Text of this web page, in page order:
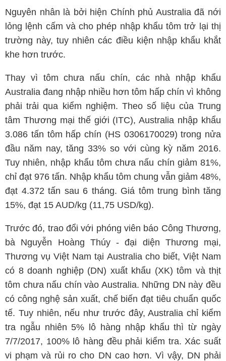
Nguyên nhân là bởi hiện Chính phủ Australia đã nới
lỏng lệnh cấm và cho phép nhập khẩu tôm trở lại thị
trường này, tuy nhiên các điều kiện nhập khẩu khắt
khe hơn trước.
Thay vì tôm chưa nấu chín, các nhà nhập khẩu
Australia đang nhập nhiều hơn tôm hấp chín vì không
phải trải qua kiểm nghiệm. Theo số liệu của Trung
tâm Thương mại thế giới (ITC), Australia nhập khẩu
3.086 tấn tôm hấp chín (HS 0306170029) trong nửa
đầu năm nay, tăng 33% so với cùng kỳ năm 2016.
Tuy nhiên, nhập khẩu tôm chưa nấu chín giảm 81%,
chỉ đạt 976 tấn. Nhập khẩu tôm chung vẫn giảm 48%,
đạt 4.372 tấn sau 6 tháng. Giá tôm trung bình tăng
15%, đạt 15 AUD/kg (11,75 USD/kg).
Trước đó, trao đổi với phóng viên báo Công Thương,
bà Nguyễn Hoàng Thúy - đại diện Thương mại,
Thương vụ Việt Nam tại Australia cho biết, Việt Nam
có 8 doanh nghiệp (DN) xuất khẩu (XK) tôm và thịt
tôm chưa nấu chín vào Australia. Những DN này đều
có công nghệ sản xuất, chế biến đạt tiêu chuẩn quốc
tế. Tuy nhiên, nếu như trước đây, Australia chỉ kiểm
tra ngẫu nhiên 5% lô hàng nhập khẩu thì từ ngày
7/7/2017, 100% lô hàng đều phải kiểm tra. Xác suất
vi phạm và rủi ro cho DN cao hơn. Vì vậy, DN phải